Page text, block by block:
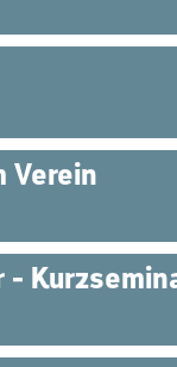
Verein